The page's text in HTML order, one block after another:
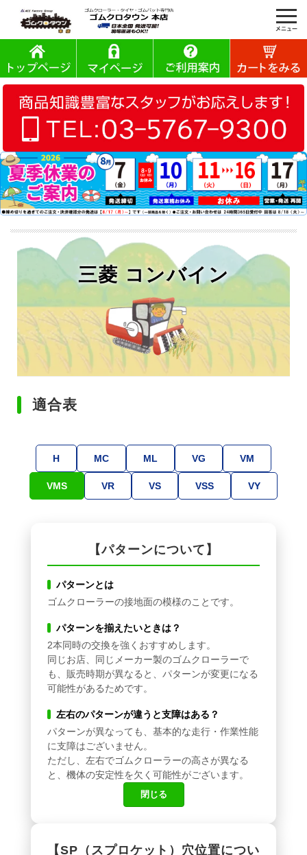
三菱 コンバイン
適合表
H MC ML VG VM
VMS VR VS VSS VY
【パターンについて】
パターンとは
ゴムクローラーの接地面の模様のことです。
パターンを揃えたいときは？
2本同時の交換を強くおすすめします。
同じお店、同じメーカー製のゴムクローラーで
も、販売時期が異なると、パターンが変更になる
可能性があるためです。
左右のパターンが違うと支障はある？
パターンが異なっても、基本的な走行・作業性能
に支障はございません。
ただし、左右でゴムクローラーの高さが異なる
と、機体の安定性を欠く可能性がございます。
閉じる
【SP（スプロケット）穴位置につい